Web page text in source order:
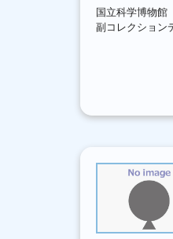
国立科学博物
副コレクション